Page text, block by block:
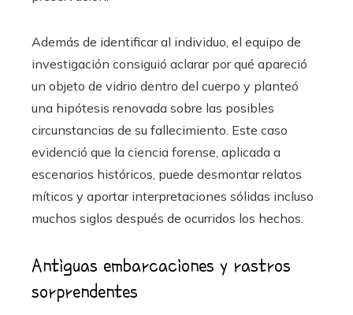
Además de identificar al individuo, el equipo de
investigación consiguió aclarar por qué apareció
un objeto de vidrio dentro del cuerpo y planteó
una hipótesis renovada sobre las posibles
circunstancias de su fallecimiento. Este caso
evidenció que la ciencia forense, aplicada a
escenarios históricos, puede desmontar relatos
míticos y aportar interpretaciones sólidas incluso
muchos siglos después de ocurridos los hechos.
Antiguas embarcaciones y rastros
sorprendentes